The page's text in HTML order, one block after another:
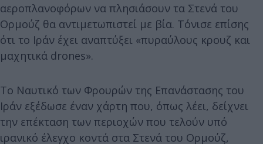
αεροπλανοφόρων να πλησιάσουν τα Στενά του
Ορμούζ θα αντιμετωπιστεί με βία. Τόνισε επίσης
ότι το Ιράν έχει αναπτύξει «πυραύλους κρουζ και
μαχητικά drones».
Το Ναυτικό των Φρουρών της Επανάστασης του
Ιράν εξέδωσε έναν χάρτη που, όπως λέει, δείχνει
την επέκταση των περιοχών που τελούν υπό
ιρανικό έλεγχο κοντά στα Στενά του Ορμούζ,